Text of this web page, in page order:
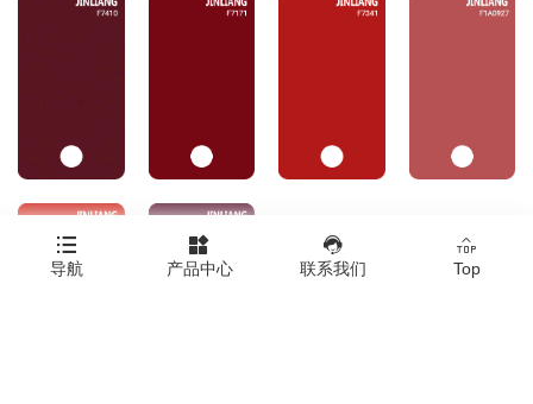

导航

产品中心

联系我们

Top